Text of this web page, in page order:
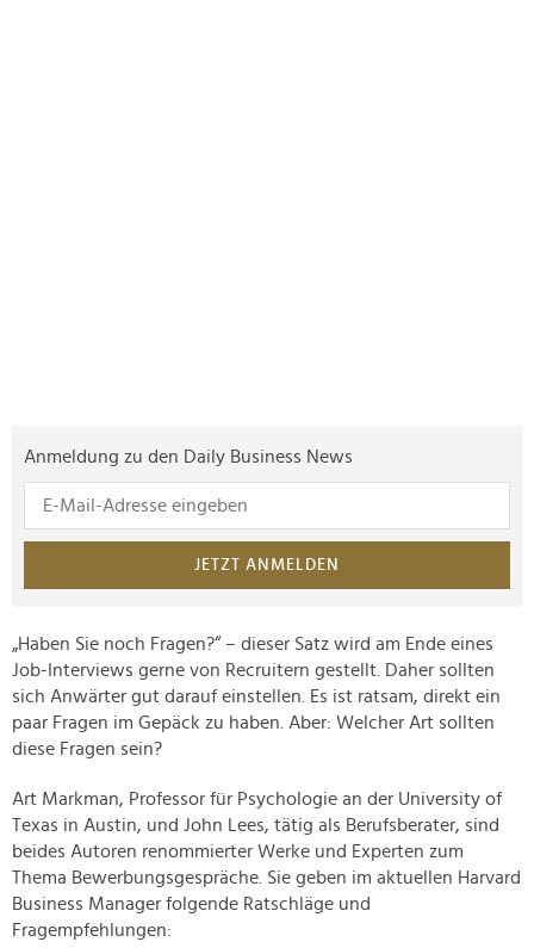
Anmeldung zu den Daily Business News
JETZT ANMELDEN
„Haben Sie noch Fragen?“ – dieser Satz wird am Ende eines
Job-Interviews gerne von Recruitern gestellt. Daher sollten
sich Anwärter gut darauf einstellen. Es ist ratsam, direkt ein
paar Fragen im Gepäck zu haben. Aber: Welcher Art sollten
diese Fragen sein?
Art Markman, Professor für Psychologie an der University of
Texas in Austin, und John Lees, tätig als Berufsberater, sind
beides Autoren renommierter Werke und Experten zum
Thema Bewerbungsgespräche. Sie geben im aktuellen Harvard
Business Manager folgende Ratschläge und
Fragempfehlungen: